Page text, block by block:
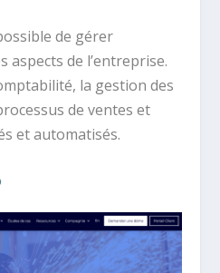
de gérer
de l’entreprise.
la gestion des
de ventes et
et automatisés.